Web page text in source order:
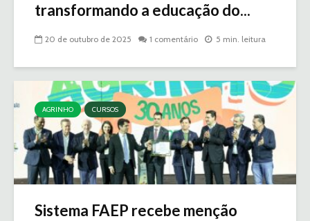
transformando a educação do...
20 de outubro de 2025 1 comentário 5 min. leitura
AGRINHO CURSOS
Sistema FAEP recebe menção